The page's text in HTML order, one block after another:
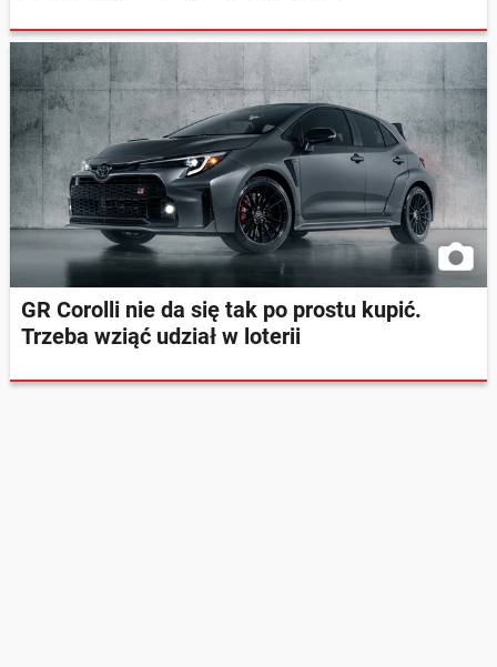
GR Corolli nie da się tak po prostu kupić.
Trzeba wziąć udział w loterii